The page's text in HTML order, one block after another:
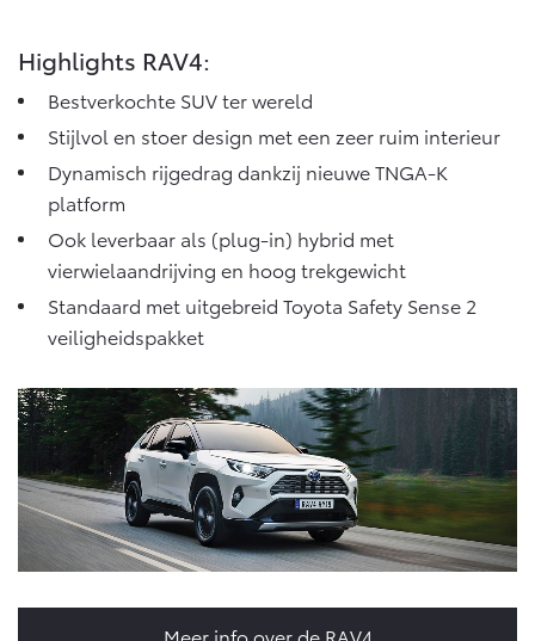
Highlights RAV4:
Bestverkochte SUV ter wereld
Stijlvol en stoer design met een zeer ruim interieur
Dynamisch rijgedrag dankzij nieuwe TNGA-K
platform
Ook leverbaar als (plug-in) hybrid met
vierwielaandrijving en hoog trekgewicht
Standaard met uitgebreid Toyota Safety Sense 2
veiligheidspakket